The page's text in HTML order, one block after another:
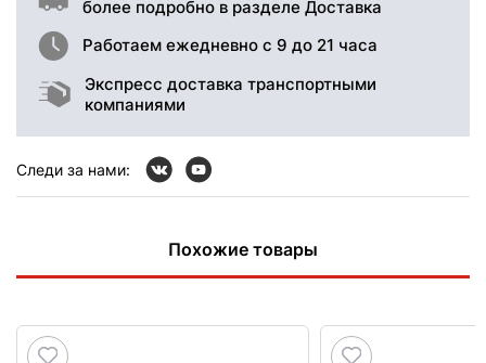
более подробно в разделе Доставка
Работаем ежедневно с 9 до 21 часа
Экспресс доставка транспортными
компаниями
Следи за нами:
Похожие товары